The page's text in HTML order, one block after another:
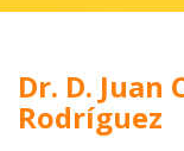
Dr. D. Juan
Rodríguez